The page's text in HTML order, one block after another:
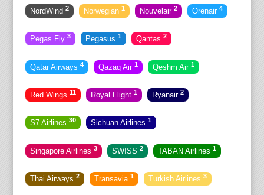
NordWind 2 Norwegian 1 Nouvelair 2 Orenair 4
Pegas Fly 3 Pegasus 1 Qantas 2
Qatar Airways 4 Qazaq Air 1 Qeshm Air 1
Red Wings 11 Royal Flight 1 Ryanair 2
S7 Airlines 30 Sichuan Airlines 1
Singapore Airlines 3 SWISS 2 TABAN Airlines 1
Thai Airways 2 Transavia 1 Turkish Airlines 3